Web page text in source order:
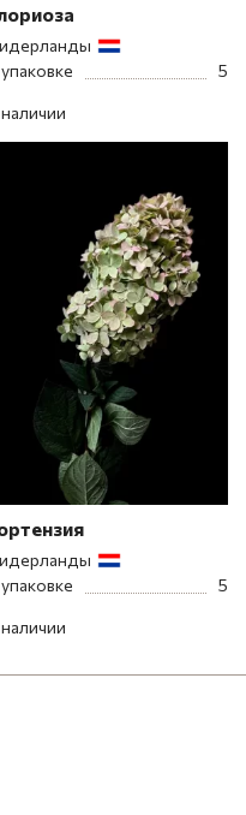
5
5